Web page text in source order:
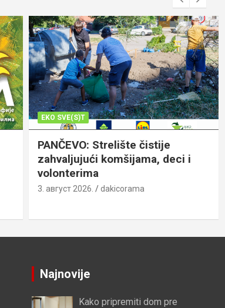
EKO SVE(S)T
PANČEVO: Strelište čistije
zahvaljujući komšijama, deci i
volonterima
3. август 2026. dakicorama
Najnovije
Kako pripremiti dom pre